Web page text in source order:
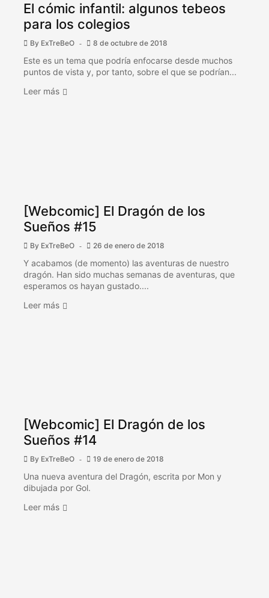
El cómic infantil: algunos tebeos
para los colegios
By ExTreBeO 8 de octubre de 2018
Este es un tema que podría enfocarse desde muchos
puntos de vista y, por tanto, sobre el que se podrían...
Leer más
[Webcomic] El Dragón de los
Sueños #15
By ExTreBeO 26 de enero de 2018
Y acabamos (de momento) las aventuras de nuestro
dragón. Han sido muchas semanas de aventuras, que
esperamos os hayan gustado....
Leer más
[Webcomic] El Dragón de los
Sueños #14
By ExTreBeO 19 de enero de 2018
Una nueva aventura del Dragón, escrita por Mon y
dibujada por Gol.
Leer más